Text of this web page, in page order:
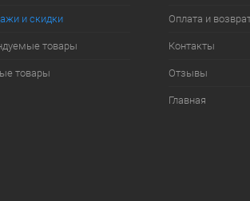
и скидки
товары
товары
Оплата и
Контакты
Отзывы
Главная